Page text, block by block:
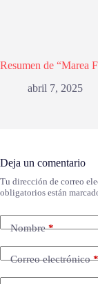
Resumen de “Marea
abril 7, 2025
Deja un comentario
Tu dirección de correo
obligatorios están
Nombre*
Correo electrónico*